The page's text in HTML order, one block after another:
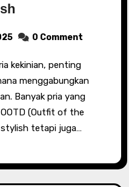
0 Comment
menggabungkan
Banyak pria yang
(Outfit of the
tetapi juga…